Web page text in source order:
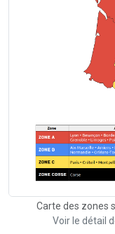
Carte des zones
Voir le détail